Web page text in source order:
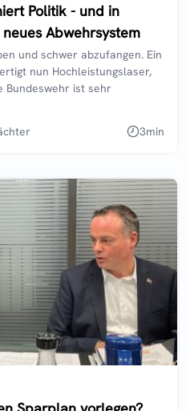
Politik - und in
Abwehrsystem
und schwer abzufangen. Ein
nun Hochleistungslaser,
Bundeswehr ist sehr
3min